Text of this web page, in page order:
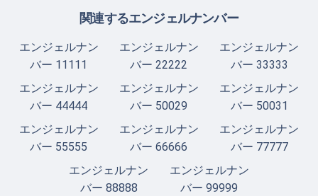
関連するエンジェルナンバー
エンジェルナン
バー 11111
エンジェルナン
バー 22222
エンジェルナン
バー 33333
エンジェルナン
バー 44444
エンジェルナン
バー 50029
エンジェルナン
バー 50031
エンジェルナン
バー 55555
エンジェルナン
バー 66666
エンジェルナン
バー 77777
エンジェルナン
バー 88888
エンジェルナン
バー 99999